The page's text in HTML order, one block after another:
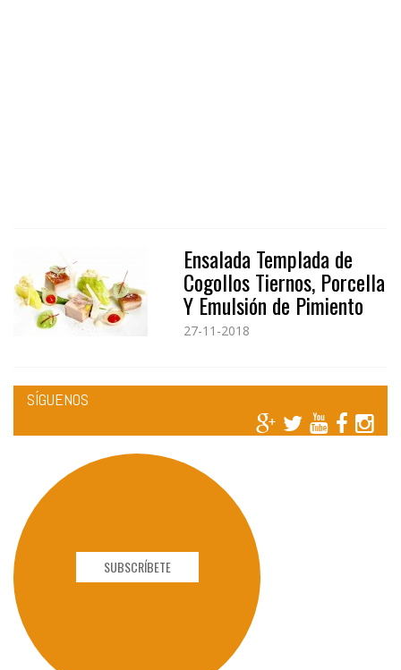
Ensalada Templada de
Cogollos Tiernos, Porcella
Y Emulsión de Pimiento
27-11-2018
SÍGUENOS
SUBSCRÍBETE